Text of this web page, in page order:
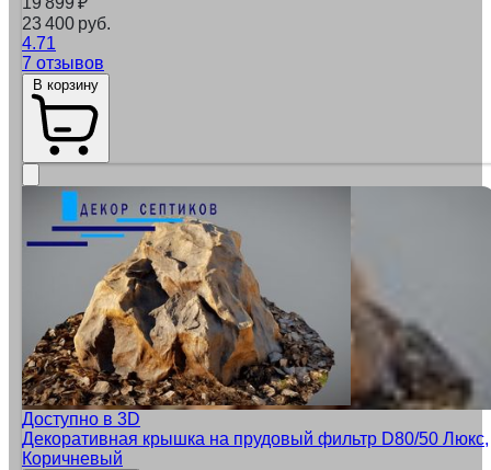
23 400 руб.
4.71
7 отзывов
Доступно в 3D
Декоративная крышка на прудовый фильтр D80/50 Люкс,
Коричневый